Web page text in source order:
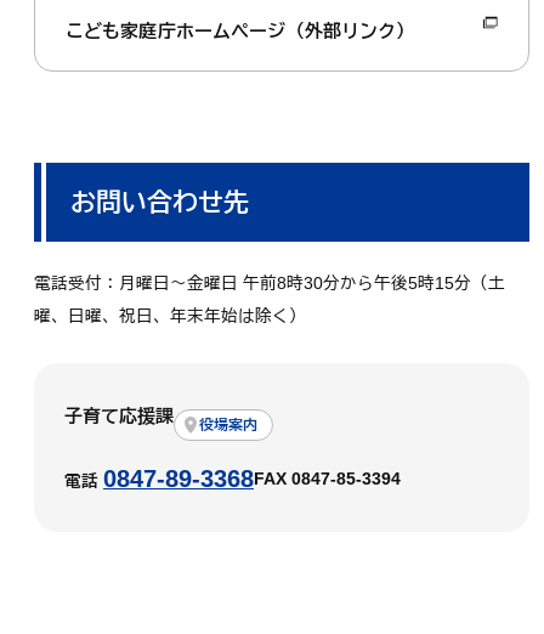
こども家庭庁ホームページ（外部リンク）
お問い合わせ先
電話受付：月曜日～金曜日 午前8時30分から午後5時15分（土
曜、日曜、祝日、年末年始は除く）
子育て応援課 役場案内
電話 0847-89-3368 FAX 0847-85-3394